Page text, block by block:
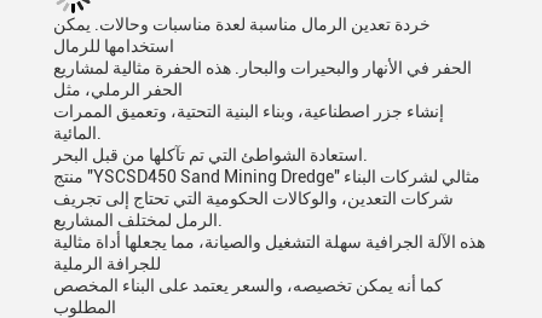
خردة تعدين الرمال مناسبة لعدة مناسبات وحالات. يمكن
استخدامها للرمال
الحفر في الأنهار والبحيرات والبحار. هذه الحفرة مثالية لمشاريع
الحفر الرملي، مثل
إنشاء جزر اصطناعية، وبناء البنية التحتية، وتعميق الممرات
منتج "YSCSD450 Sand Mining Dredge" مثالي لشركات البناء
شركات التعدين، والوكالات الحكومية التي تحتاج إلى تجريف
هذه الآلة الجرافية سهلة التشغيل والصيانة، مما يجعلها أداة مثالية
للجرافة الرملية
كما أنه يمكن تخصيصه، والسعر يعتمد على البناء المخصص
المطلوب